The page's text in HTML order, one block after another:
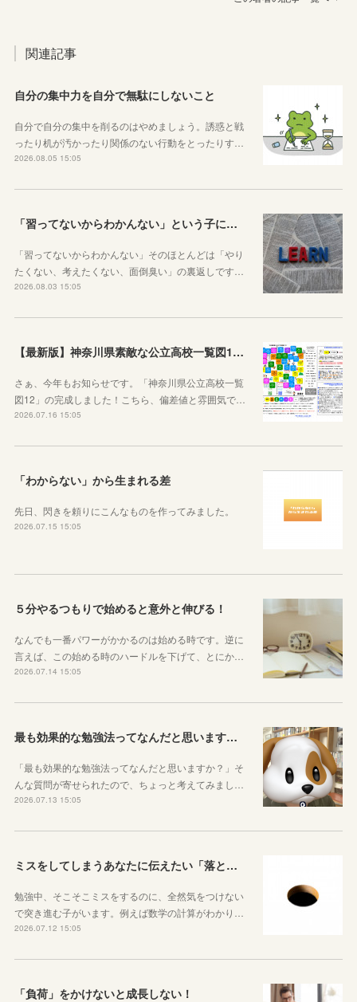
関連記事
自分の集中力を自分で無駄にしないこと
自分で自分の集中を削るのはやめましょう。誘惑と戦
ったり机が汚かったり関係のない行動をとったりす…
2026.08.05 15:05
「習ってないからわかんない」という子に伝えたい、勉強しようと思ったらその方法はいくらでもあるということ
「習ってないからわかんない」そのほとんどは「やり
たくない、考えたくない、面倒臭い」の裏返しです…
2026.08.03 15:05
【最新版】神奈川県素敵な公立高校一覧図12が完成しました！
さぁ、今年もお知らせです。「神奈川県公立高校一覧
図12」の完成しました！こちら、偏差値と雰囲気で…
2026.07.16 15:05
「わからない」から生まれる差
先日、閃きを頼りにこんなものを作ってみました。
2026.07.15 15:05
５分やるつもりで始めると意外と伸びる！
なんでも一番パワーがかかるのは始める時です。逆に
言えば、この始める時のハードルを下げて、とにか…
2026.07.14 15:05
最も効果的な勉強法ってなんだと思いますか？
「最も効果的な勉強法ってなんだと思いますか？」そ
んな質問が寄せられたので、ちょっと考えてみまし…
2026.07.13 15:05
ミスをしてしまうあなたに伝えたい「落とし穴がある道は早歩きしない」ということ
勉強中、そこそこミスをするのに、全然気をつけない
で突き進む子がいます。例えば数学の計算がわかり…
2026.07.12 15:05
「負荷」をかけないと成長しない！